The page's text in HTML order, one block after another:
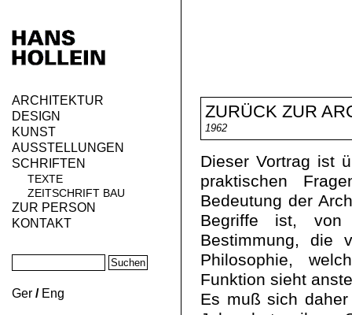
ARCHITEKTUR
DESIGN
KUNST
AUSSTELLUNGEN
SCHRIFTEN
TEXTE
ZEITSCHRIFT BAU
ZUR PERSON
KONTAKT
Ger / Eng
ZURÜCK ZUR
1962
Dieser Vortrag ist
praktischen
Bedeutung der
Begriffe ist, von
Bestimmung, die
Philosophie,
Funktion sieht
Es muß sich